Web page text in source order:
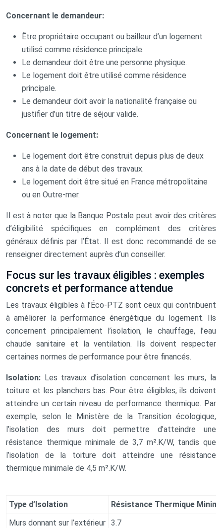
Concernant le demandeur:
Être propriétaire occupant ou bailleur d’un logement
utilisé comme résidence principale.
Le demandeur doit être une personne physique.
Le logement doit être utilisé comme résidence
principale.
Le demandeur doit avoir la nationalité française ou
justifier d’un titre de séjour valide.
Concernant le logement:
Le logement doit être construit depuis plus de deux
ans à la date de début des travaux.
Le logement doit être situé en France métropolitaine
ou en Outre-mer.
Il est à noter que la Banque Postale peut avoir des critères
d’éligibilité spécifiques en complément des critères
généraux définis par l’État. Il est donc recommandé de se
renseigner directement auprès d’un conseiller.
Focus sur les travaux éligibles : exemples
concrets et performance attendue
Les travaux éligibles à l’Éco-PTZ sont ceux qui contribuent
à améliorer la performance énergétique du logement. Ils
concernent principalement l’isolation, le chauffage, l’eau
chaude sanitaire et la ventilation. Ils doivent respecter
certaines normes de performance pour être financés.
Isolation: Les travaux d’isolation concernent les murs, la
toiture et les planchers bas. Pour être éligibles, ils doivent
atteindre un certain niveau de performance thermique. Par
exemple, selon le Ministère de la Transition écologique,
l’isolation des murs doit permettre d’atteindre une
résistance thermique minimale de 3,7 m².K/W, tandis que
l’isolation de la toiture doit atteindre une résistance
thermique minimale de 4,5 m².K/W.
Type d’Isolation
Résistance Thermique
Murs donnant sur l’extérieur 3.7